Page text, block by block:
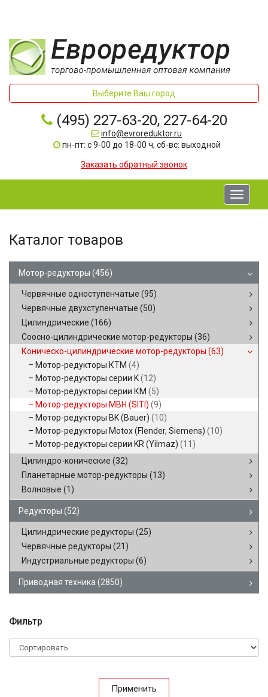
Выберите Ваш город
(495) 227-63-20, 227-64-20
info@evroreduktor.ru
пн-пт: с 9-00 до 18-00 ч, сб-вс: выходной
Заказать обратный звонок
Toggle
Каталог товаров
Мотор-редукторы (456)
Червячные одноступенчатые (95)
Червячные двухступенчатые (50)
Цилиндрические (166)
Соосно-цилиндрические мотор-редукторы (36)
Коническо-цилиндрические мотор-редукторы (63)
Мотор-редукторы КТМ (4)
Мотор-редукторы серии K(12)
Мотор-редукторы серии КМ (5)
Мотор-редукторы MBH (SITI) (9)
Мотор-редукторы BK (Bauer) (10)
Мотор-редукторы Motox (Flender, Siemens) (10)
Мотор-редукторы серии KR (Yilmaz) (11)
Цилиндро-конические (32)
Планетарные мотор-редукторы (13)
Волновые (1)
Редукторы (52)
Цилиндрические редукторы (25)
Червячные редукторы (21)
Индустриальные редукторы (6)
Приводная техника (2850)
Фильтр
Применить